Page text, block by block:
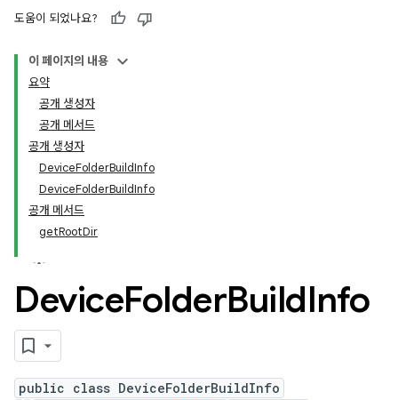
도움이 되었나요?
이 페이지의 내용
요약
공개 생성자
공개 메서드
공개 생성자
DeviceFolderBuildInfo
DeviceFolderBuildInfo
공개 메서드
getRootDir
DeviceFolderBuildInfo
public class DeviceFolderBuildInfo